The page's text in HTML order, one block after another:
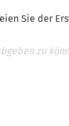
Sie der
zu